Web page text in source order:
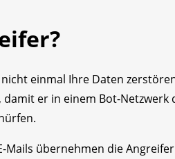
einmal Ihre Daten
er in einem Bot-
übernehmen die